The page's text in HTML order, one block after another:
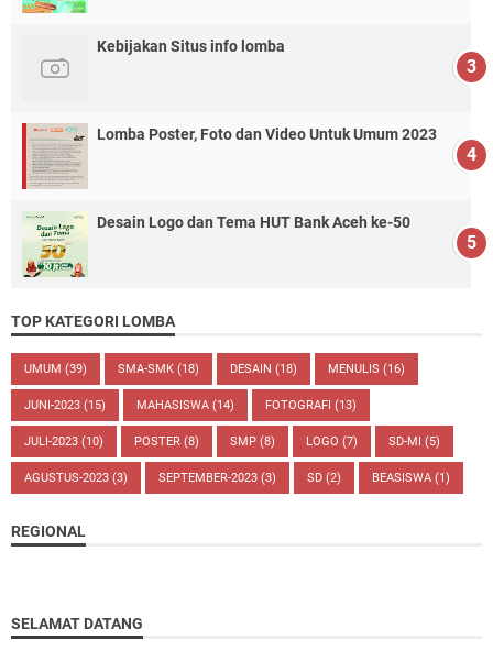
Kebijakan Situs info lomba
Lomba Poster, Foto dan Video Untuk Umum 2023
Desain Logo dan Tema HUT Bank Aceh ke-50
TOP KATEGORI LOMBA
UMUM (39) SMA-SMK (18) DESAIN (18) MENULIS (16)
JUNI-2023 (15) MAHASISWA (14) FOTOGRAFI (13)
JULI-2023 (10) POSTER (8) SMP (8) LOGO (7) SD-MI (5)
AGUSTUS-2023 (3) SEPTEMBER-2023 (3) SD (2) BEASISWA (1)
REGIONAL
SELAMAT DATANG